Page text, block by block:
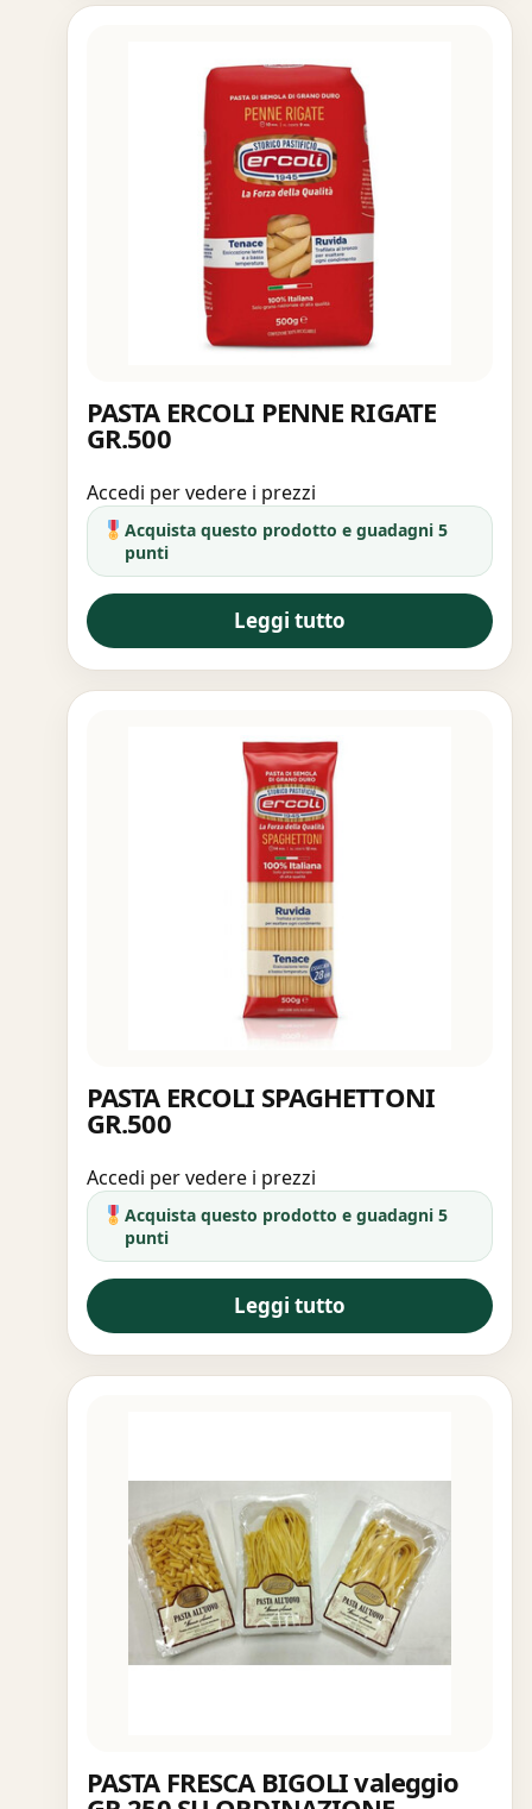
PASTA ERCOLI PENNE RIGATE
GR.500
Accedi per vedere i prezzi
Acquista questo prodotto e guadagni 5
punti
Leggi tutto
PASTA ERCOLI SPAGHETTONI
GR.500
Accedi per vedere i prezzi
Acquista questo prodotto e guadagni 5
punti
Leggi tutto
PASTA FRESCA BIGOLI valeggio